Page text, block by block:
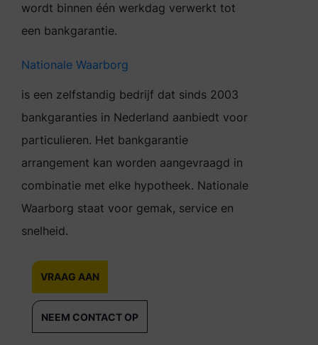
wordt binnen één werkdag verwerkt tot
een bankgarantie.
Nationale Waarborg
is een zelfstandig bedrijf dat sinds 2003
bankgaranties in Nederland aanbiedt voor
particulieren. Het bankgarantie
arrangement kan worden aangevraagd in
combinatie met elke hypotheek. Nationale
Waarborg staat voor gemak, service en
snelheid.
VRAAG AAN
NEEM CONTACT OP